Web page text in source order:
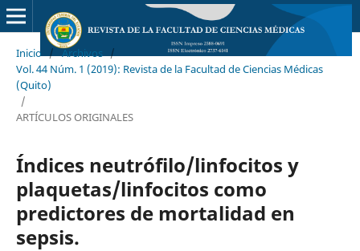
Inicio / Archivos /
Vol. 44 Núm. 1 (2019): Revista de la Facultad de Ciencias Médicas
(Quito)
/
ARTÍCULOS ORIGINALES
Índices neutrófilo/linfocitos y
plaquetas/linfocitos como
predictores de mortalidad en
sepsis.